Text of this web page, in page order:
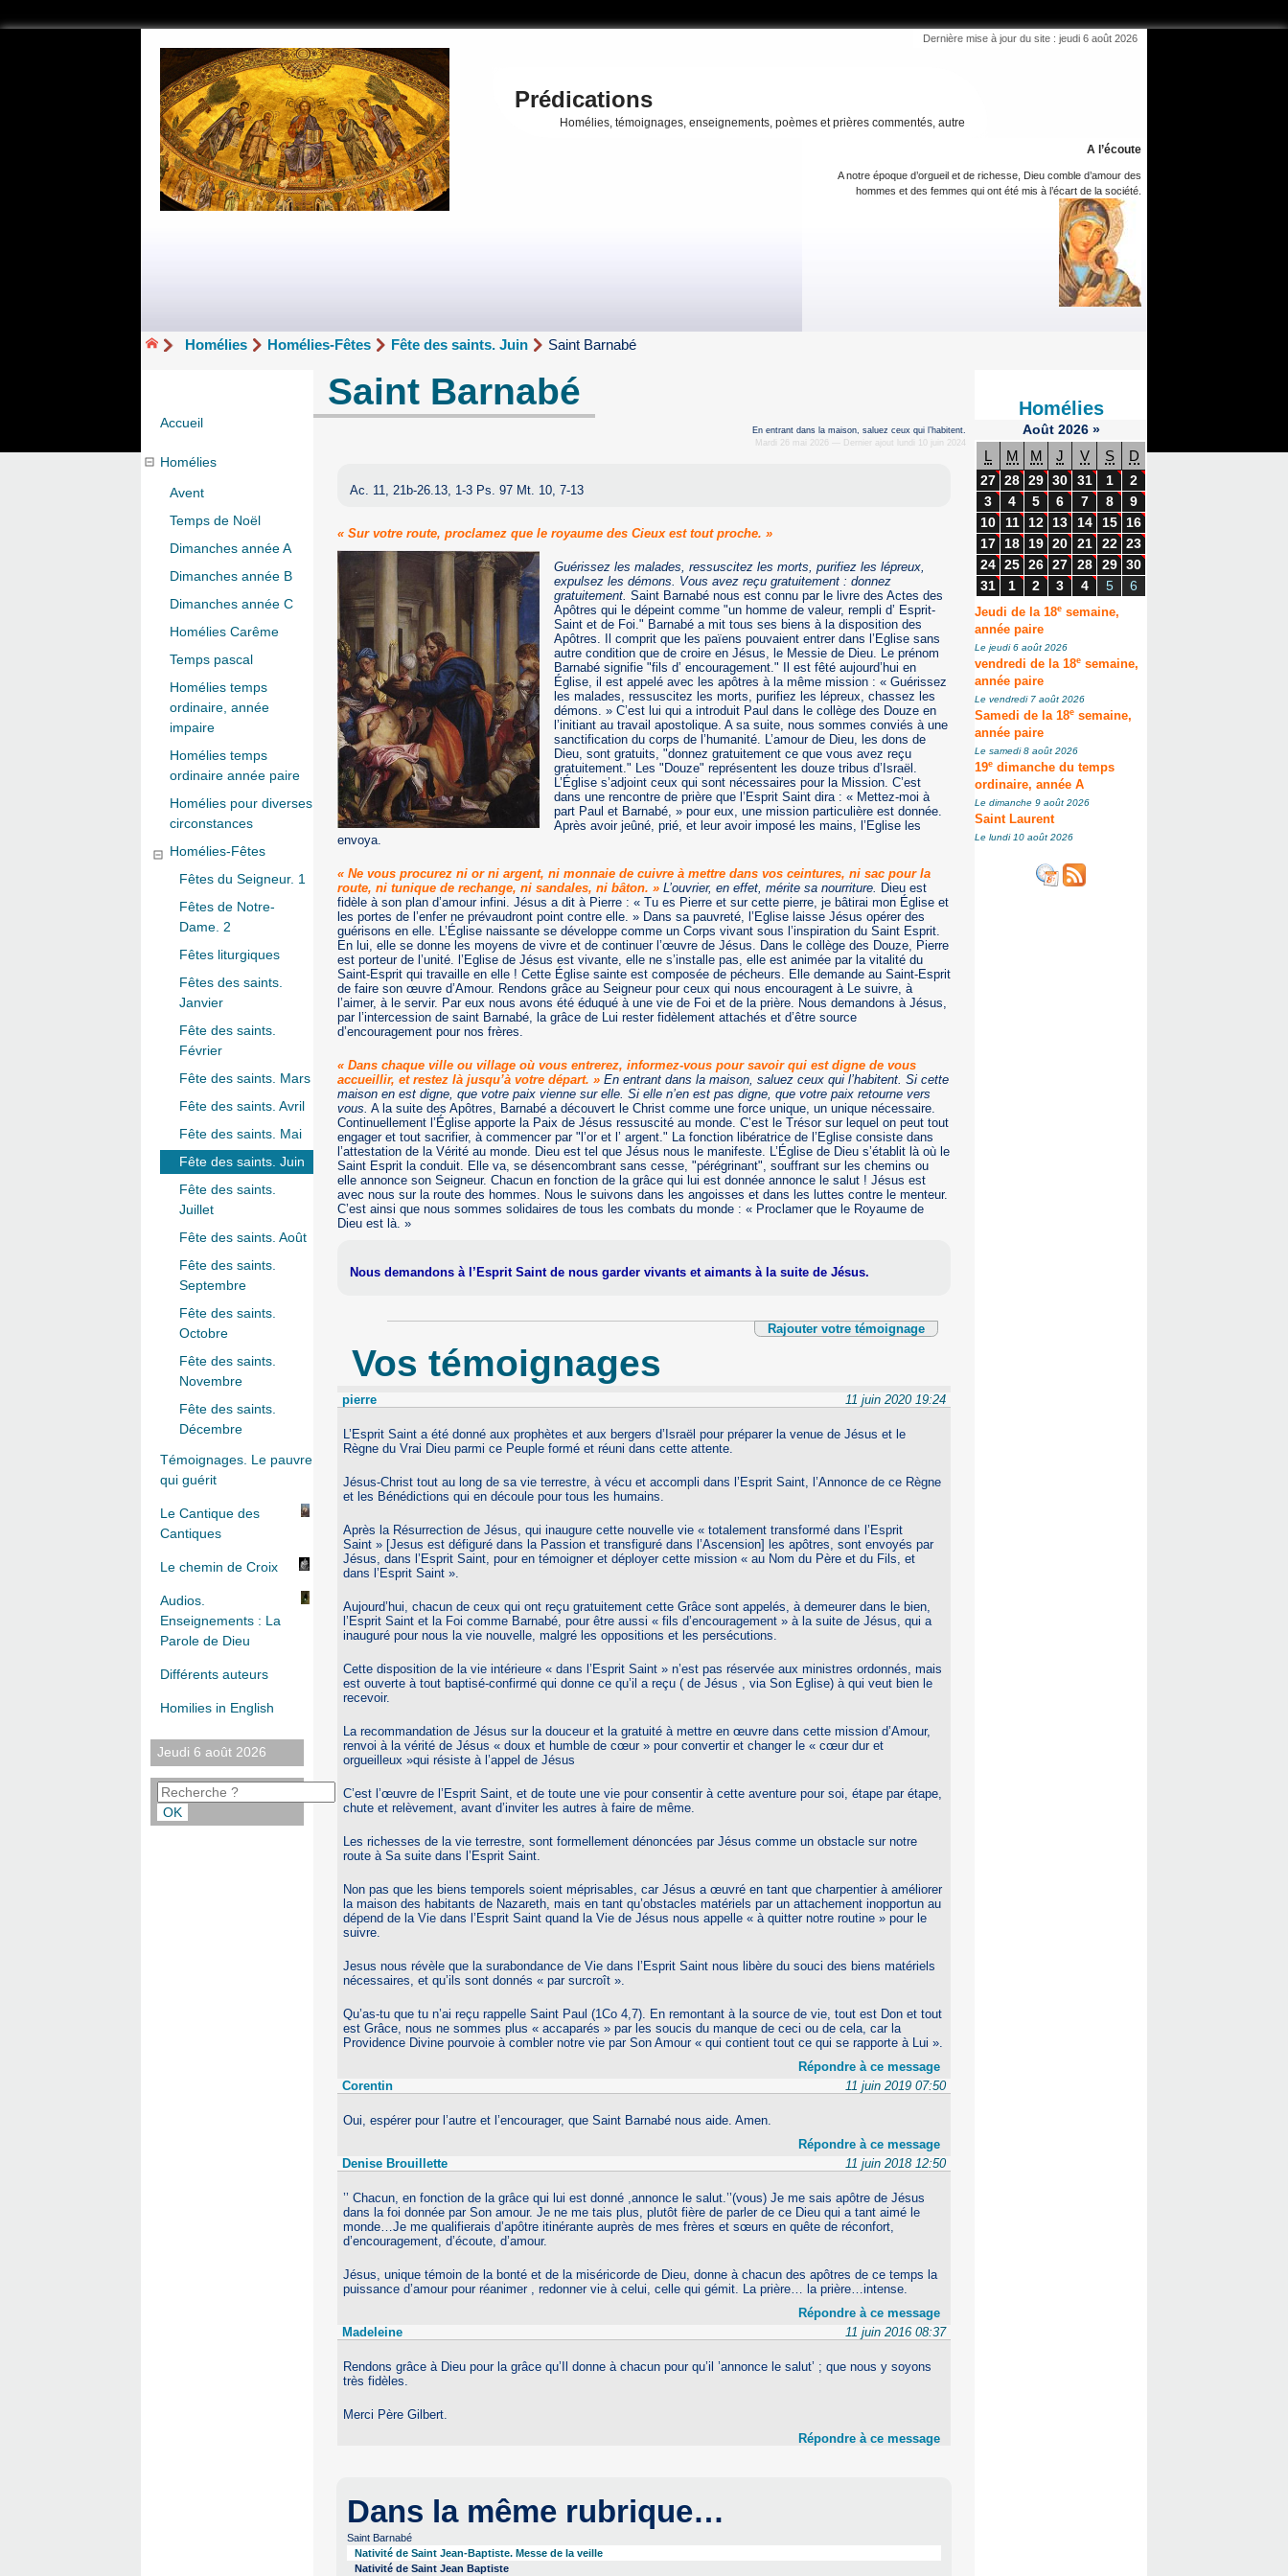
Dernière mise à jour du site : jeudi 6 août 2026
Prédications
Homélies, témoignages, enseignements, poèmes et prières commentés, autre
A l’écoute
A notre époque d’orgueil et de richesse, Dieu comble d’amour des
hommes et des femmes qui ont été mis à l’écart de la société.
Homélies Homélies-Fêtes Fête des saints. Juin Saint Barnabé
Saint Barnabé
En entrant dans la maison, saluez ceux qui l’habitent.
Mardi 26 mai 2026 — Dernier ajout lundi 10 juin 2024
Ac. 11, 21b-26.13, 1-3 Ps. 97 Mt. 10, 7-13
« Sur votre route, proclamez que le royaume des Cieux est tout proche. »
Guérissez les malades, ressuscitez les morts, purifiez les lépreux,
expulsez les démons. Vous avez reçu gratuitement : donnez
gratuitement. Saint Barnabé nous est connu par le livre des Actes des
Apôtres qui le dépeint comme "un homme de valeur, rempli d’ Esprit-
Saint et de Foi." Barnabé a mit tous ses biens à la disposition des
Apôtres. Il comprit que les païens pouvaient entrer dans l’Eglise sans
autre condition que de croire en Jésus, le Messie de Dieu. Le prénom
Barnabé signifie "fils d’ encouragement." Il est fêté aujourd’hui en
Église, il est appelé avec les apôtres à la même mission : « Guérissez
les malades, ressuscitez les morts, purifiez les lépreux, chassez les
démons. » C’est lui qui a introduit Paul dans le collège des Douze en
l’initiant au travail apostolique. A sa suite, nous sommes conviés à une
sanctification du corps de l’humanité. L’amour de Dieu, les dons de
Dieu, sont gratuits, "donnez gratuitement ce que vous avez reçu
gratuitement." Les "Douze" représentent les douze tribus d’Israël.
L’Église s’adjoint ceux qui sont nécessaires pour la Mission. C’est
dans une rencontre de prière que l’Esprit Saint dira : « Mettez-moi à
part Paul et Barnabé, » pour eux, une mission particulière est donnée.
Après avoir jeûné, prié, et leur avoir imposé les mains, l’Eglise les
envoya.
« Ne vous procurez ni or ni argent, ni monnaie de cuivre à mettre dans vos ceintures, ni sac pour la
route, ni tunique de rechange, ni sandales, ni bâton. » L’ouvrier, en effet, mérite sa nourriture. Dieu est
fidèle à son plan d’amour infini. Jésus a dit à Pierre : « Tu es Pierre et sur cette pierre, je bâtirai mon Église et
les portes de l’enfer ne prévaudront point contre elle. » Dans sa pauvreté, l’Eglise laisse Jésus opérer des
guérisons en elle. L’Église naissante se développe comme un Corps vivant sous l’inspiration du Saint Esprit.
En lui, elle se donne les moyens de vivre et de continuer l’œuvre de Jésus. Dans le collège des Douze, Pierre
est porteur de l’unité. l’Eglise de Jésus est vivante, elle ne s’installe pas, elle est animée par la vitalité du
Saint-Esprit qui travaille en elle ! Cette Église sainte est composée de pécheurs. Elle demande au Saint-Esprit
de faire son œuvre d’Amour. Rendons grâce au Seigneur pour ceux qui nous encouragent à Le suivre, à
l’aimer, à le servir. Par eux nous avons été éduqué à une vie de Foi et de la prière. Nous demandons à Jésus,
par l’intercession de saint Barnabé, la grâce de Lui rester fidèlement attachés et d’être source
d’encouragement pour nos frères.
« Dans chaque ville ou village où vous entrerez, informez-vous pour savoir qui est digne de vous
accueillir, et restez là jusqu’à votre départ. » En entrant dans la maison, saluez ceux qui l’habitent. Si cette
maison en est digne, que votre paix vienne sur elle. Si elle n’en est pas digne, que votre paix retourne vers
vous. A la suite des Apôtres, Barnabé a découvert le Christ comme une force unique, un unique nécessaire.
Continuellement l’Église apporte la Paix de Jésus ressuscité au monde. C’est le Trésor sur lequel on peut tout
engager et tout sacrifier, à commencer par "l’or et l’ argent." La fonction libératrice de l’Eglise consiste dans
l’attestation de la Vérité au monde. Dieu est tel que Jésus nous le manifeste. L’Église de Dieu s’établit là où le
Saint Esprit la conduit. Elle va, se désencombrant sans cesse, "pérégrinant", souffrant sur les chemins ou
elle annonce son Seigneur. Chacun en fonction de la grâce qui lui est donnée annonce le salut ! Jésus est
avec nous sur la route des hommes. Nous le suivons dans les angoisses et dans les luttes contre le menteur.
C’est ainsi que nous sommes solidaires de tous les combats du monde : « Proclamer que le Royaume de
Dieu est là. »
Nous demandons à l’Esprit Saint de nous garder vivants et aimants à la suite de Jésus.
Rajouter votre témoignage
Vos témoignages
pierre 11 juin 2020 19:24
L’Esprit Saint a été donné aux prophètes et aux bergers d’Israël pour préparer la venue de Jésus et le
Règne du Vrai Dieu parmi ce Peuple formé et réuni dans cette attente.
Jésus-Christ tout au long de sa vie terrestre, à vécu et accompli dans l’Esprit Saint, l’Annonce de ce Règne
et les Bénédictions qui en découle pour tous les humains.
Après la Résurrection de Jésus, qui inaugure cette nouvelle vie « totalement transformé dans l’Esprit
Saint » [Jesus est défiguré dans la Passion et transfiguré dans l’Ascension] les apôtres, sont envoyés par
Jésus, dans l’Esprit Saint, pour en témoigner et déployer cette mission « au Nom du Père et du Fils, et
dans l’Esprit Saint ».
Aujourd’hui, chacun de ceux qui ont reçu gratuitement cette Grâce sont appelés, à demeurer dans le bien,
l’Esprit Saint et la Foi comme Barnabé, pour être aussi « fils d’encouragement » à la suite de Jésus, qui a
inauguré pour nous la vie nouvelle, malgré les oppositions et les persécutions.
Cette disposition de la vie intérieure « dans l’Esprit Saint » n’est pas réservée aux ministres ordonnés, mais
est ouverte à tout baptisé-confirmé qui donne ce qu’il a reçu ( de Jésus , via Son Eglise) à qui veut bien le
recevoir.
La recommandation de Jésus sur la douceur et la gratuité à mettre en œuvre dans cette mission d’Amour,
renvoi à la vérité de Jésus « doux et humble de cœur » pour convertir et changer le « cœur dur et
orgueilleux »qui résiste à l’appel de Jésus
C’est l’œuvre de l’Esprit Saint, et de toute une vie pour consentir à cette aventure pour soi, étape par étape,
chute et relèvement, avant d’inviter les autres à faire de même.
Les richesses de la vie terrestre, sont formellement dénoncées par Jésus comme un obstacle sur notre
route à Sa suite dans l’Esprit Saint.
Non pas que les biens temporels soient méprisables, car Jésus a œuvré en tant que charpentier à améliorer
la maison des habitants de Nazareth, mais en tant qu’obstacles matériels par un attachement inopportun au
dépend de la Vie dans l’Esprit Saint quand la Vie de Jésus nous appelle « à quitter notre routine » pour le
suivre.
Jesus nous révèle que la surabondance de Vie dans l’Esprit Saint nous libère du souci des biens matériels
nécessaires, et qu’ils sont donnés « par surcroît ».
Qu’as-tu que tu n’ai reçu rappelle Saint Paul (1Co 4,7). En remontant à la source de vie, tout est Don et tout
est Grâce, nous ne sommes plus « accaparés » par les soucis du manque de ceci ou de cela, car la
Providence Divine pourvoie à combler notre vie par Son Amour « qui contient tout ce qui se rapporte à Lui ».
Répondre à ce message
Corentin
11 juin 2019 07:50
Oui, espérer pour l’autre et l’encourager, que Saint Barnabé nous aide. Amen.
Répondre à ce message
Denise Brouillette
11 juin 2018 12:50
’’ Chacun, en fonction de la grâce qui lui est donné ,annonce le salut.’’(vous) Je me sais apôtre de Jésus
dans la foi donnée par Son amour. Je ne me tais plus, plutôt fière de parler de ce Dieu qui a tant aimé le
monde…Je me qualifierais d’apôtre itinérante auprès de mes frères et sœurs en quête de réconfort,
d’encouragement, d’écoute, d’amour.
Jésus, unique témoin de la bonté et de la miséricorde de Dieu, donne à chacun des apôtres de ce temps la
puissance d’amour pour réanimer , redonner vie à celui, celle qui gémit. La prière… la prière…intense.
Répondre à ce message
Madeleine
11 juin 2016 08:37
Rendons grâce à Dieu pour la grâce qu’Il donne à chacun pour qu’il ’annonce le salut’ ; que nous y soyons
très fidèles.
Merci Père Gilbert.
Répondre à ce message
Dans la même rubrique…
Saint Barnabé
Nativité de Saint Jean-Baptiste. Messe de la veille
Nativité de Saint Jean Baptiste
Accueil
Homélies
Avent
Temps de Noël
Dimanches année A
Dimanches année B
Dimanches année C
Homélies Carême
Temps pascal
Homélies temps
ordinaire, année
impaire
Homélies temps
ordinaire année paire
Homélies pour diverses
circonstances
Homélies-Fêtes
Fêtes du Seigneur. 1
Fêtes de Notre-
Dame. 2
Fêtes liturgiques
Fêtes des saints.
Janvier
Fête des saints.
Février
Fête des saints. Mars
Fête des saints. Avril
Fête des saints. Mai
Fête des saints. Juin
Fête des saints.
Juillet
Fête des saints. Août
Fête des saints.
Septembre
Fête des saints.
Octobre
Fête des saints.
Novembre
Fête des saints.
Décembre
Témoignages. Le pauvre
qui guérit
Le Cantique des
Cantiques
Le chemin de Croix
Audios.
Enseignements : La
Parole de Dieu
Différents auteurs
Homilies in English
Jeudi 6 août 2026
Homélies
Août 2026 »
L M M J V S D
27 28 29 30 31 1
2
3
4 5 6 7 8
9
10
11 12 13 14 15
16
17
18 19 20 21 22 23
24 25 26 27 28 29 30
31
1 2 3 4 5 6
Jeudi de la 18e semaine,
année paire
Le jeudi 6 août 2026
vendredi de la 18e semaine,
année paire
Le vendredi 7 août 2026
Samedi de la 18e semaine,
année paire
Le samedi 8 août 2026
19e dimanche du temps
ordinaire, année A
Le dimanche 9 août 2026
Saint Laurent
Le lundi 10 août 2026